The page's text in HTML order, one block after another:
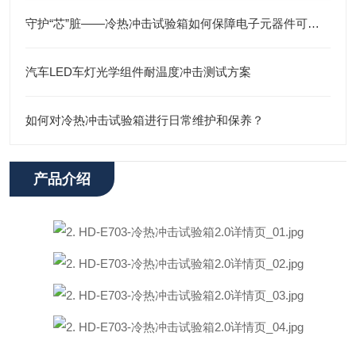
守护“芯”脏——冷热冲击试验箱如何保障电子元器件可靠性
汽车LED车灯光学组件耐温度冲击测试方案
如何对冷热冲击试验箱进行日常维护和保养？
产品介绍